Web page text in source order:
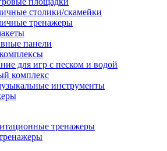
столики/скамейки
тренажеры
панели
для игр с песком и водой
комплекс
инструменты
тренажеры